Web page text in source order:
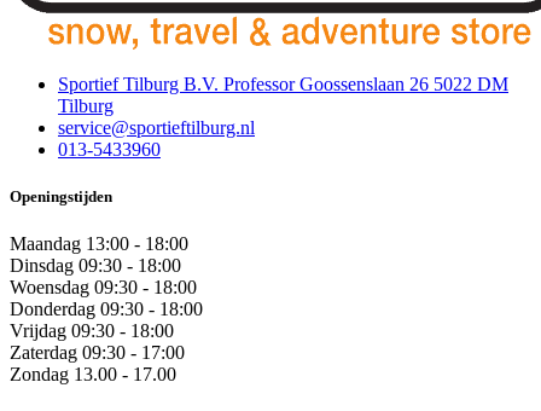
Sportief Tilburg B.V. Professor Goossenslaan 26 5022 DM
Tilburg
service@sportieftilburg.nl
013-5433960
Openingstijden
Maandag 13:00 - 18:00
Dinsdag 09:30 - 18:00
Woensdag 09:30 - 18:00
Donderdag 09:30 - 18:00
Vrijdag 09:30 - 18:00
Zaterdag 09:30 - 17:00
Zondag 13.00 - 17.00